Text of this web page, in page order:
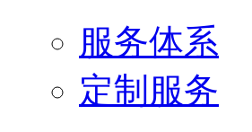
服务体系
定制服务